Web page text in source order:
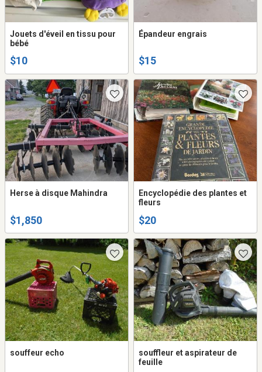
Jouets d'éveil en tissu pour
bébé
$10
Épandeur engrais
$15
Herse à disque Mahindra
$1,850
Encyclopédie des plantes et
fleurs
$20
souffeur echo
souffleur et aspirateur de
feuille